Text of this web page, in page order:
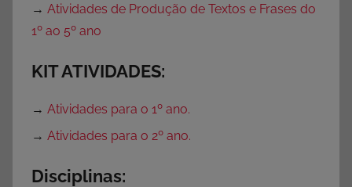
→ Atividades de Produção de Textos e Frases do
1º ao 5º ano
KIT ATIVIDADES:
→ Atividades para o 1º ano.
→ Atividades para o 2º ano.
Disciplinas: